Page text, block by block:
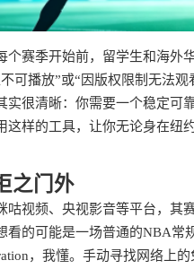
个赛季开始前，留学生和海
可播放”或“因版权限制无法
实很清晰：你需要一个稳定可
这样的工具，让你无论身在纽
之门外
咕视频、央视影音等平台，其
看的可能是一场普通的NBA
，我懂。手动寻找网络上